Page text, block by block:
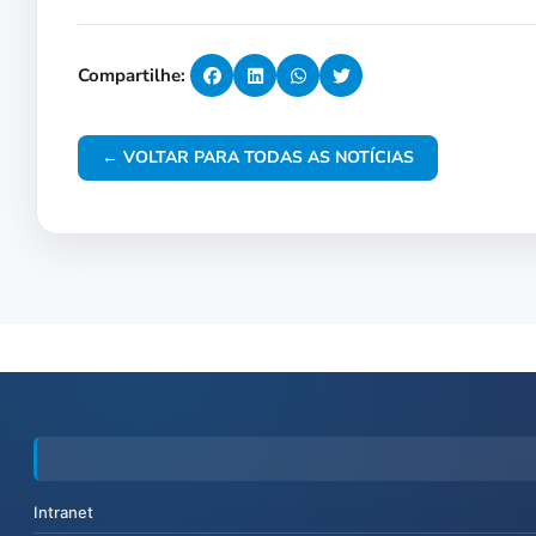
Compartilhe:
← VOLTAR PARA TODAS AS NOTÍCIAS
Intranet